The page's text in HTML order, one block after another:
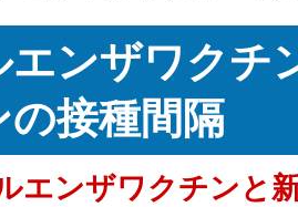
エンザワクチ
の接種間隔
エンザワクチンと